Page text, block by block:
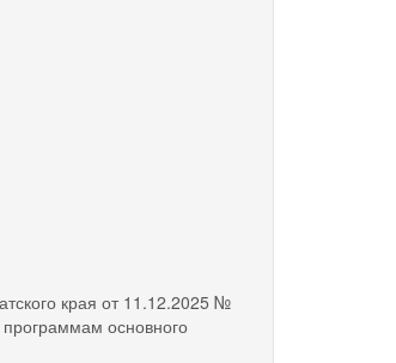
края от 11.12.2025 №
программам основного